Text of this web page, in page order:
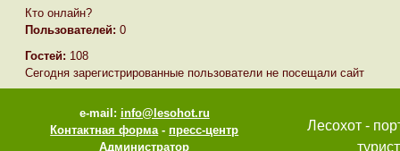
Кто онлайн?
Пользователей: 0
Гостей: 108
Сегодня зарегистрированные пользователи не посещали сайт
e-mail: info@lesohot.ru
Контактная форма-пресс-центр
Администратор
Лесохот -